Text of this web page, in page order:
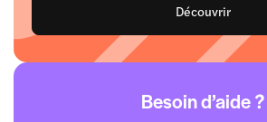
Découvrir
Besoin d’aide ?